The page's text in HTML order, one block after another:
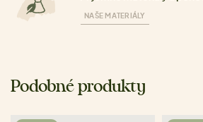
NAŠE MATERIÁLY
Podobné produkty